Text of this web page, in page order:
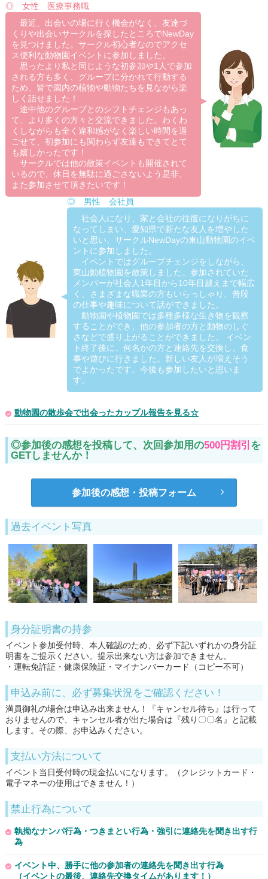
◎ 女性 医療事務職
最近、出会いの場に行く機会がなく、友達づ
くりや出会いサークルを探したところでNewDay
を見つけました。サークル初心者なのでアクセ
ス便利な動物園イベントに参加しました。
思ったより私と同じような初参加や1人で参加
される方も多く、グループに分かれて行動する
ため、皆で園内の植物や動物たちを見ながら楽
しく話せました！
途中他のグループとのシフトチェンジもあっ
て、より多くの方々と交流できました。わくわ
くしながらも全く違和感がなく楽しい時間を過
ごせて、初参加にも関わらず友達もできてとて
も嬉しかったです！
サークルでは他の散策イベントも開催されて
いるので、休日を無駄に過ごさないよう是非、
また参加させて頂きたいです！
◎ 男性 会社員
社会人になり、家と会社の往復になりがちに
なってしまい、愛知県で新たな友人を増やした
いと思い、サークルNewDayの東山動物園のイベ
ントに参加しました。
イベントではグループチェンジをしながら、
東山動植物園を散策しました。参加されていた
メンバーが社会人1年目から10年目越えまで幅広
く、さまざまな職業の方もいらっしゃり、普段
の仕事や趣味について話ができました。
動物園や植物園では多種多様な生き物を観察
することができ、他の参加者の方と動物のしぐ
さなどで盛り上がることができました。 イベン
ト終了後に、何名かの方と連絡先を交換し、食
事や遊びに行きました。新しい友人が増えそう
でよかったです。今後も参加したいと思いま
す。
動物園の散歩会で出会ったカップル報告を見る☆
◎参加後の感想を投稿して、次回参加用の500円割引 を
GETしませんか！
参加後の感想・投稿フォーム
過去イベント写真
身分証明書の持参
イベント参加受付時、本人確認のため、必ず下記いずれかの身分証
明書をご提示ください。提示出来ない方は参加できません。
・運転免許証・健康保険証・マイナンバーカード（コピー不可）
申込み前に、必ず募集状況をご確認ください！
満員御礼の場合は申込み出来ません！『キャンセル待ち』は行って
おりませんので、キャンセル者が出た場合は『残り〇〇名』と記載
します。その際、お申込みください。
支払い方法について
イベント当日受付時の現金払いになります。（クレジットカード・
電子マネーの使用はできません！）
禁止行為について
執拗なナンパ行為・つきまとい行為・強引に連絡先を聞き出す行
為
イベント中、勝手に他の参加者の連絡先を聞き出す行為
（イベントの最後、連絡先交換タイムがあります！）